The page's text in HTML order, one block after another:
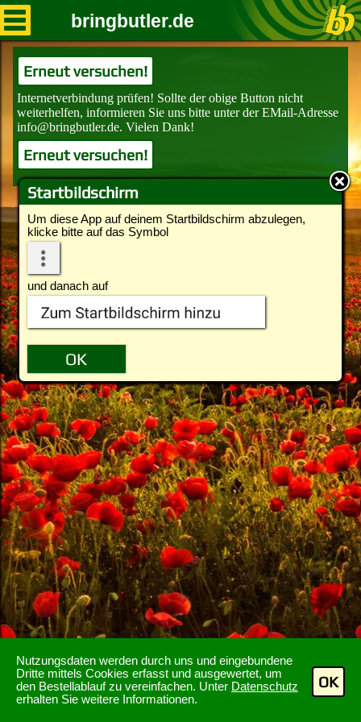
Nutzungsdaten werden durch uns und eingebundene
Dritte mittels Cookies erfasst und ausgewertet, um
den Bestellablauf zu vereinfachen. Unter Datenschutz
erhalten Sie weitere Informationen.
OK
Startbildschirm
Um diese App auf deinem Startbildschirm abzulegen,
klicke bitte auf das Symbol
und danach auf
bringbutler.de
Erneut versuchen!
Erneut versuchen!